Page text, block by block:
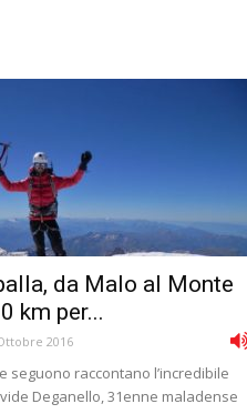
da Malo al Monte
km per...
2016
seguono raccontano l’incredibile
Deganello, 31enne maladense